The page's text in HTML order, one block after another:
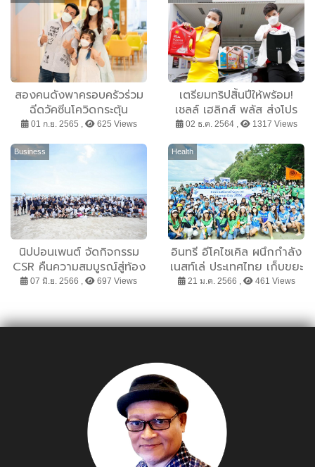
สองคนดังพาครอบครัวร่วม
ฉีดวัคซีนโควิดกระตุ้น
ภูมิคุ้มกัน
01 ก.ย. 2565 , 625 Views
เตรียมทริปสิ้นปีให้พร้อม!
เชลล์ เฮลิกส์ พลัส ส่งโปร
สุดคุ้ม เปลี่ยนถ่ายน้ำมัน
เครื่อง รับของสมนาคุณสุด
คุ้มมากมาย
02 ธ.ค. 2564 , 1317 Views
Business
นิปปอนเพนต์ จัดกิจกรรม
CSR คืนความสมบูรณ์สู่ท้อง
ทะเล
07 มิ.ย. 2566 , 697 Views
Health
อินทรี อีโคไซเคิล ผนึกกำลัง
เนสท์เล่ ประเทศไทย เก็บขยะ
ชายหาด ลดขยะพลาสติกรั่ว
21 ม.ค. 2566 , 461 Views